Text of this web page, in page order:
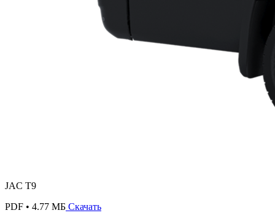
JAC T9
PDF • 4.77 МБ Скачать